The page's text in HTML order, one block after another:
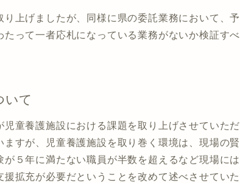
上げましたが、同様に県の委託業務において、予
って一者応札になっている業務がないか検証すべ
いて
童養護施設における課題を取り上げさせていただ
すが、児童養護施設を取り巻く環境は、現場の賢
５年に満たない職員が半数を超えるなど現場には
拡充が必要だということを改めて述べさせていた